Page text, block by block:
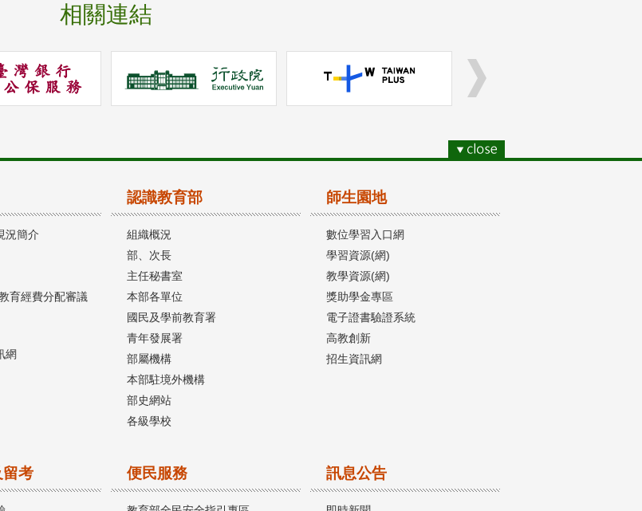
相關連結
況簡介
育經費分配審議
網
認識教育部
組織概況
部、次長
主任秘書室
本部各單位
國民及學前教育署
青年發展署
部屬機構
本部駐境外機構
部史網站
各級學校
師生園地
數位學習入口網
學習資源(網)
教學資源(網)
獎助學金專區
電子證書驗證系統
高教創新
招生資訊網
考 便民服務 訊息公告